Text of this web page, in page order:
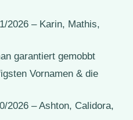
2026 – Karin, Mathis,
garantiert gemobbt
Vornamen & die
2026 – Ashton, Calidora,